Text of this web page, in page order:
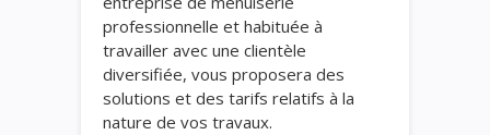
professionnelle et habituée à
travailler avec une clientèle
diversifiée, vous proposera des
solutions et des tarifs relatifs à la
nature de vos travaux.